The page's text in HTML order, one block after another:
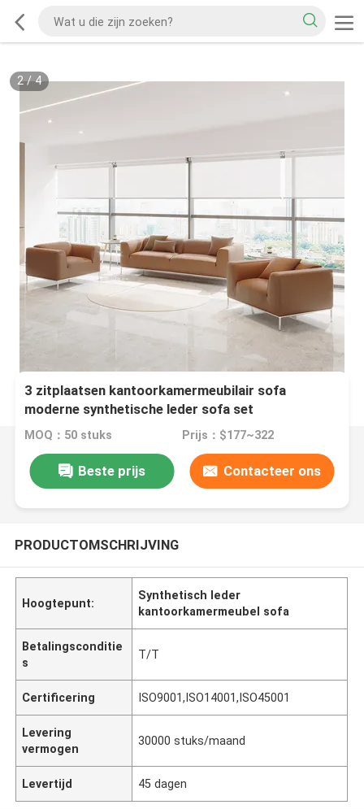
2/4
3 zitplaatsen kantoorkamermeubilair sofa
moderne synthetische leder sofa set
MOQ：50 stuks Prijs：$177~322
Beste prijs Contacteer ons
PRODUCTOMSCHRIJVING
Hoogtepunt:
Synthetisch leder
kantoorkamermeubel sofa
Betalingsconditie
s
T/T
Certificering ISO9001,ISO14001,ISO45001
Levering
vermogen
30000 stuks/maand
Levertijd 45 dagen